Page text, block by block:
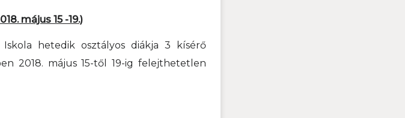
május 15 -19.)
Iskola hetedik osztályos diákja 3 kísérő
2018. május 15-től 19-ig felejthetetlen